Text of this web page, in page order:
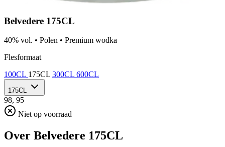
Belvedere 175CL
40% vol. • Polen • Premium wodka
Flesformaat
100CL 175CL 300CL 600CL
175CL
98, 95
Niet op voorraad
Over Belvedere 175CL